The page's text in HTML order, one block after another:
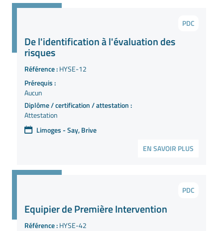
PDC
De l'identification à l'évaluation des
risques
Référence :HYSE-12
Prérequis :
Aucun
Diplôme / certification / attestation :
Attestation
Limoges - Say, Brive
EN SAVOIR PLUS
PDC
Equipier de Première Intervention
Référence :HYSE-42